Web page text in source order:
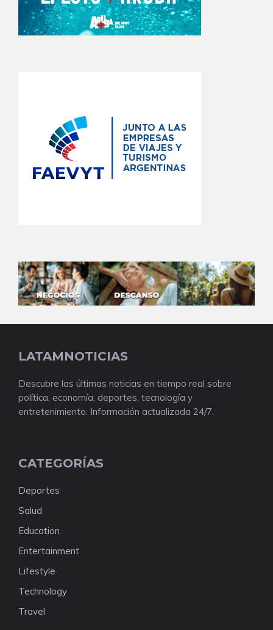
LATAMNOTICIAS
Descubre las últimas noticias en tiempo real sobre
política, economía, deportes, tecnología y
entretenimiento. Información actualizada 24/7.
CATEGORÍAS
Deportes
Salud
Education
Entertainment
Lifestyle
Technology
Travel